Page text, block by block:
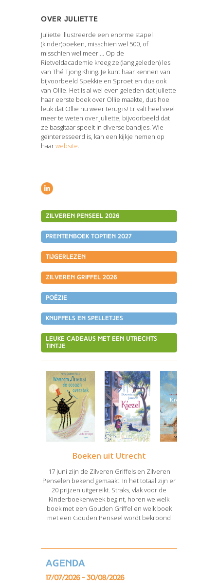
Over Juliette
Juliette illustreerde een enorme stapel
(kinder)boeken, misschien wel 500, of
misschien wel meer…. Op de
Rietveldacademie kreeg ze (lang geleden) les
van Thé Tjong Khing. Je kunt haar kennen van
bijvoorbeeld Spekkie en Sproet en dus ook
van Ollie. Het is al wel even geleden dat Juliette
haar eerste boek over Ollie maakte, dus hoe
leuk dat Ollie nu weer terug is! Er valt heel veel
meer te weten over Juliette, bijvoorbeeld dat
ze basgitaar speelt in diverse bandjes. Wie
geïnteresseerd is, kan een kijkje nemen op
haarwebsite.
Zilveren Penseel 2026
Prentenboek TopTien 2027
tijgerlezen
Zilveren Griffel 2026
Poëzie
Knuffels en spelletjes
Leuke cadeaus met een Utrechts
tintje
Boeken uit Utrecht
17 juni zijn de Zilveren Griffels en Zilveren
Penselen bekend gemaakt. In het totaal zijn er
20 prijzen uitgereikt. Straks, vlak voor de
Kinderboekenweek begint, horen we welk
boek met een Gouden Griffel en welk boek
met een Gouden Penseel wordt bekroond
Agenda
17/07/2026 - 30/08/2026